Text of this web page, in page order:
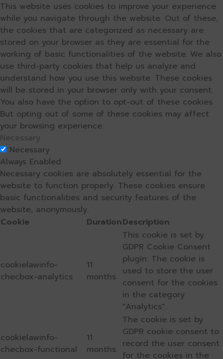
This website uses cookies to improve your experience
while you navigate through the website. Out of these,
the cookies that are categorized as necessary are
stored on your browser as they are essential for the
working of basic functionalities of the website. We also
use third-party cookies that help us analyze and
understand how you use this website. These cookies
will be stored in your browser only with your consent.
You also have the option to opt-out of these cookies.
But opting out of some of these cookies may affect
your browsing experience.
Necessary
Necessary
Always Enabled
Necessary cookies are absolutely essential for the
website to function properly. These cookies ensure
basic functionalities and security features of the
website, anonymously.
Cookie
DurationDescription
cookielawinfo-
checbox-analytics
11
months
This cookie is set by
GDPR Cookie Consent
plugin. The cookie is
used to store the user
consent for the cookies
in the category
"Analytics".
cookielawinfo-
checbox-functional
11
months
The cookie is set by
GDPR cookie consent to
record the user consent
for the cookies in the